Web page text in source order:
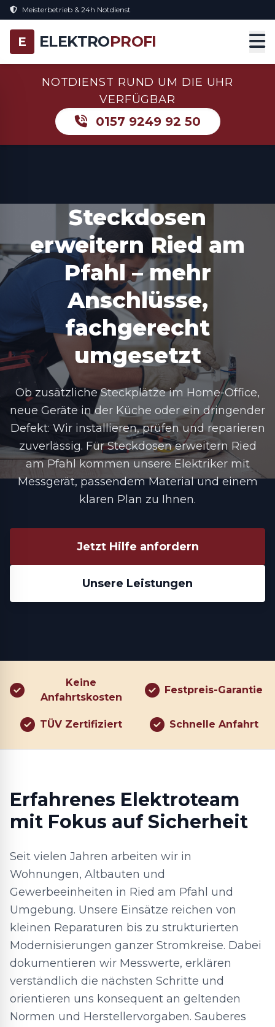
Meisterbetrieb & 24h Notdienst
E ELEKTROPROFI
NOTDIENST RUND UM DIE UHR
VERFÜGBAR
0157 9249 92 50
Steckdosen
erweitern Ried am
Pfahl – mehr
Anschlüsse,
fachgerecht
umgesetzt
Ob zusätzliche Steckplätze im Home-Office,
neue Geräte in der Küche oder ein dringender
Defekt: Wir installieren, prüfen und reparieren
zuverlässig. Für Steckdosen erweitern Ried
am Pfahl kommen unsere Elektriker mit
Messgerät, passendem Material und einem
klaren Plan zu Ihnen.
Jetzt Hilfe anfordern
Unsere Leistungen
Keine
Anfahrtskosten
Festpreis-Garantie
TÜV Zertifiziert Schnelle Anfahrt
Erfahrenes Elektroteam
mit Fokus auf Sicherheit
Seit vielen Jahren arbeiten wir in
Wohnungen, Altbauten und
Gewerbeeinheiten in Ried am Pfahl und
Umgebung. Unsere Einsätze reichen von
kleinen Reparaturen bis zu strukturierten
Modernisierungen ganzer Stromkreise. Dabei
dokumentieren wir Messwerte, erklären
verständlich die nächsten Schritte und
orientieren uns konsequent an geltenden
Normen und Herstellervorgaben. Sauberes